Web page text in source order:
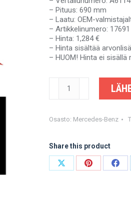
– Pituus: 690 mm
– Laatu: OEM-
– Artikkelinumero: 17691
– Hinta: 1,284 €
– Hinta sisältää
– HUOM! Hinta ei sisällä
409
A6114100417
valmistajalta
määrä
Osasto: Mercedes-Benz
Share this product
Share
Share